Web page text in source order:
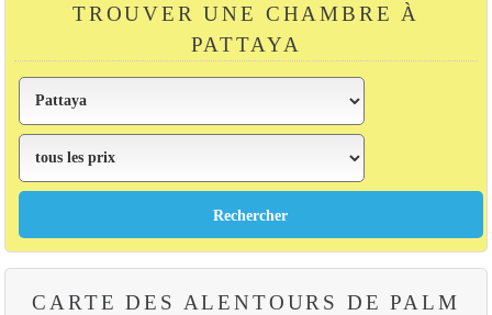
TROUVER UNE CHAMBRE À
PATTAYA
CARTE DES ALENTOURS DE PALM